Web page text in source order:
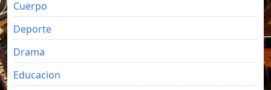
Cuerpo
Deporte
Drama
Educacion